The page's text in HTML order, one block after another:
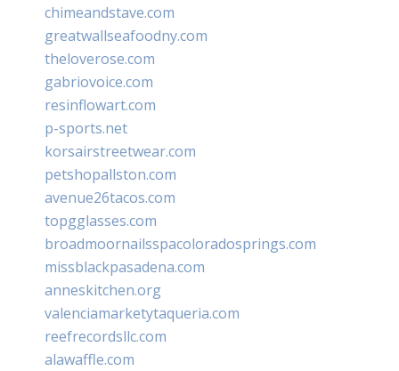
chimeandstave.com
greatwallseafoodny.com
theloverose.com
gabriovoice.com
resinflowart.com
p-sports.net
korsairstreetwear.com
petshopallston.com
avenue26tacos.com
topgglasses.com
broadmoornailsspacoloradosprings.com
missblackpasadena.com
anneskitchen.org
valenciamarketytaqueria.com
reefrecordsllc.com
alawaffle.com